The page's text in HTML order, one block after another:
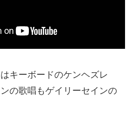
キーボードのケンヘズレ
の歌唱もゲイリーセインの